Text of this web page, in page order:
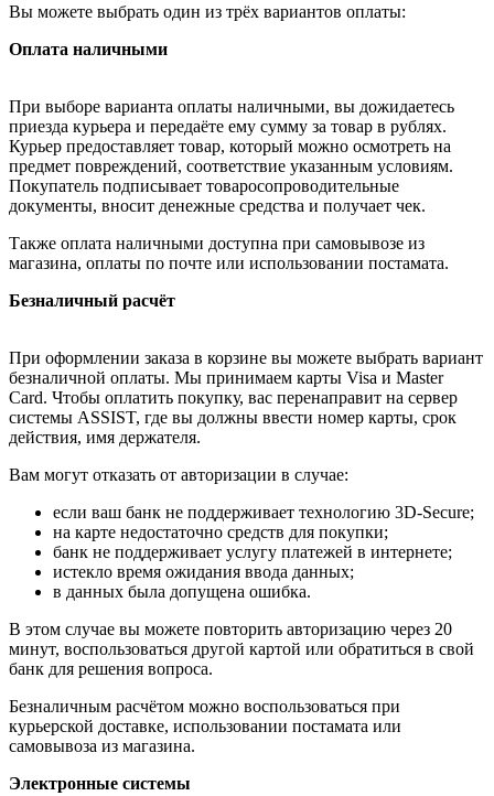
Вы можете выбрать один из трёх вариантов оплаты:
Оплата наличными
При выборе варианта оплаты наличными, вы дожидаетесь
приезда курьера и передаёте ему сумму за товар в рублях.
Курьер предоставляет товар, который можно осмотреть на
предмет повреждений, соответствие указанным условиям.
Покупатель подписывает товаросопроводительные
документы, вносит денежные средства и получает чек.
Также оплата наличными доступна при самовывозе из
магазина, оплаты по почте или использовании постамата.
Безналичный расчёт
При оформлении заказа в корзине вы можете выбрать вариант
безналичной оплаты. Мы принимаем карты Visa и Master
Card. Чтобы оплатить покупку, вас перенаправит на сервер
системы ASSIST, где вы должны ввести номер карты, срок
действия, имя держателя.
Вам могут отказать от авторизации в случае:
если ваш банк не поддерживает технологию 3D-Secure;
на карте недостаточно средств для покупки;
банк не поддерживает услугу платежей в интернете;
истекло время ожидания ввода данных;
в данных была допущена ошибка.
В этом случае вы можете повторить авторизацию через 20
минут, воспользоваться другой картой или обратиться в свой
банк для решения вопроса.
Безналичным расчётом можно воспользоваться при
курьерской доставке, использовании постамата или
самовывоза из магазина.
Электронные системы